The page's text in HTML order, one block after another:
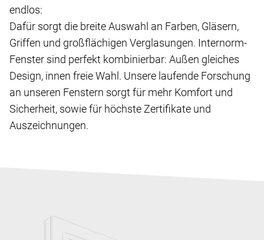
endlos:
Dafür sorgt die breite Auswahl an Farben, Gläsern,
Griffen und großflächigen Verglasungen. Internorm-
Fenster sind perfekt kombinierbar: Außen gleiches
Design, innen freie Wahl. Unsere laufende Forschung
an unseren Fenstern sorgt für mehr Komfort und
Sicherheit, sowie für höchste Zertifikate und
Auszeichnungen.